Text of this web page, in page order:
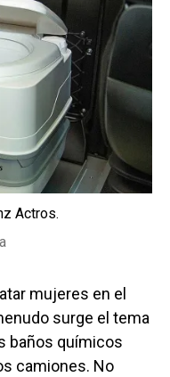
Actros.
mujeres en el
surge el tema
baños químicos
camiones. No